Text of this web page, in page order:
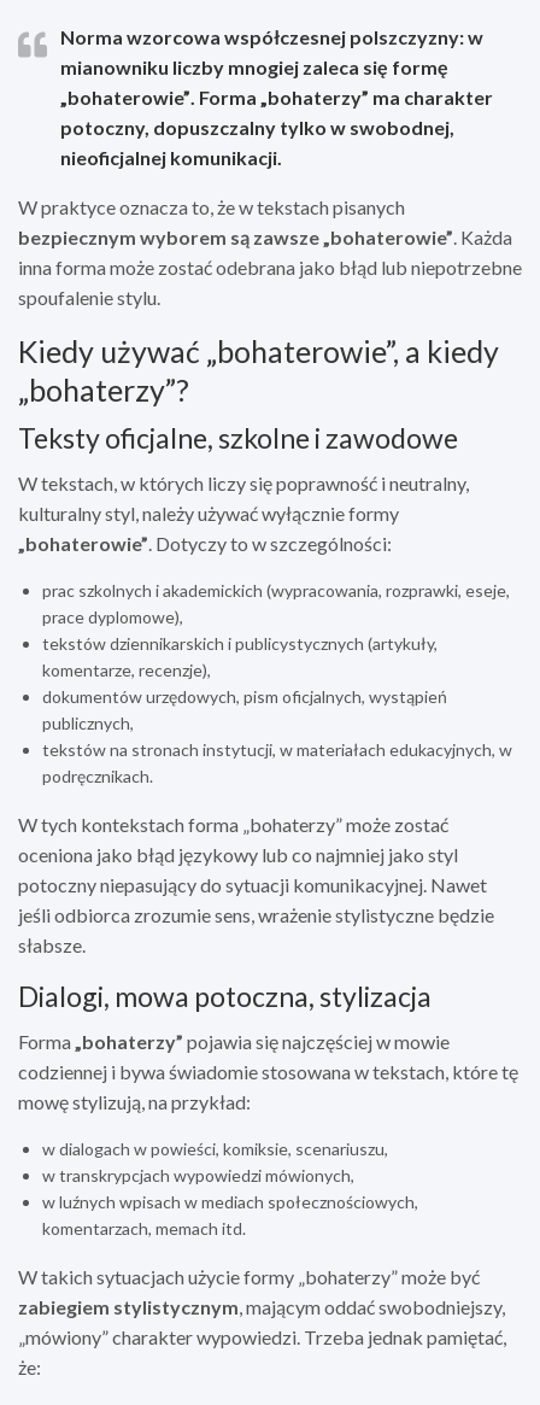
Norma wzorcowa współczesnej polszczyzny: w
mianowniku liczby mnogiej zaleca się formę
„bohaterowie”. Forma „bohaterzy” ma charakter
potoczny, dopuszczalny tylko w swobodnej,
nieoficjalnej komunikacji.
W praktyce oznacza to, że w tekstach pisanych
bezpiecznym wyborem są zawsze „bohaterowie”. Każda
inna forma może zostać odebrana jako błąd lub niepotrzebne
spoufalenie stylu.
Kiedy używać „bohaterowie”, a kiedy
„bohaterzy”?
Teksty oficjalne, szkolne i zawodowe
W tekstach, w których liczy się poprawność i neutralny,
kulturalny styl, należy używać wyłącznie formy
„bohaterowie”. Dotyczy to w szczególności:
prac szkolnych i akademickich (wypracowania, rozprawki, eseje,
prace dyplomowe),
tekstów dziennikarskich i publicystycznych (artykuły,
komentarze, recenzje),
dokumentów urzędowych, pism oficjalnych, wystąpień
publicznych,
tekstów na stronach instytucji, w materiałach edukacyjnych, w
podręcznikach.
W tych kontekstach forma „bohaterzy” może zostać
oceniona jako błąd językowy lub co najmniej jako styl
potoczny niepasujący do sytuacji komunikacyjnej. Nawet
jeśli odbiorca zrozumie sens, wrażenie stylistyczne będzie
słabsze.
Dialogi, mowa potoczna, stylizacja
Forma„bohaterzy” pojawia się najczęściej w mowie
codziennej i bywa świadomie stosowana w tekstach, które tę
mowę stylizują, na przykład:
w dialogach w powieści, komiksie, scenariuszu,
w transkrypcjach wypowiedzi mówionych,
w luźnych wpisach w mediach społecznościowych,
komentarzach, memach itd.
W takich sytuacjach użycie formy „bohaterzy” może być
zabiegiem stylistycznym, mającym oddać swobodniejszy,
„mówiony” charakter wypowiedzi. Trzeba jednak pamiętać,
że: